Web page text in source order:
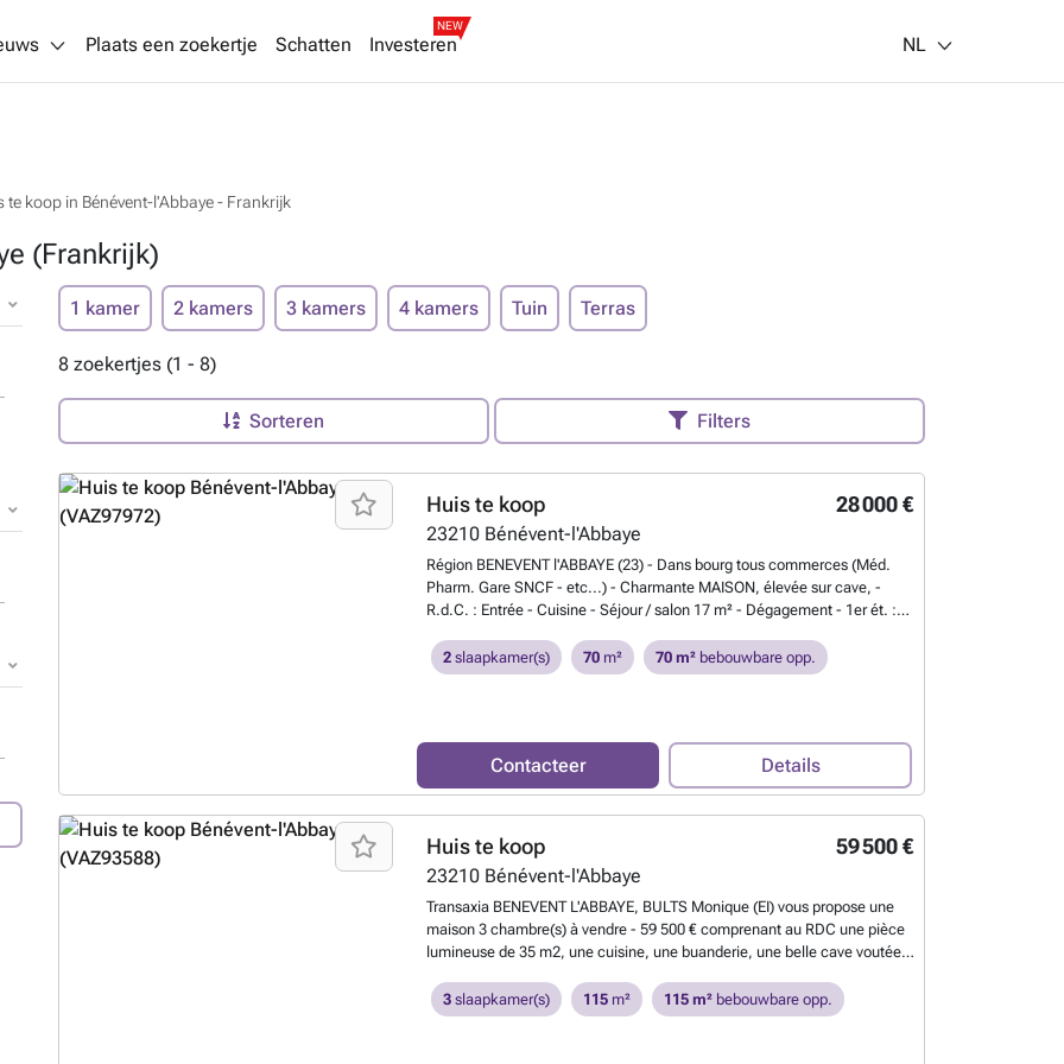
Plaats een zoekertje Schatten Investeren
NEW
NL
te koop in Bénévent-l'Abbaye - Frankrijk
(Frankrijk)
1 kamer 2 kamers 3 kamers 4 kamers Tuin Terras
8 zoekertjes (1 - 8)
Sorteren Filters
28 000 €
Huis te koop
23210 Bénévent-l'Abbaye
Région BENEVENT l'ABBAYE (23) - Dans bourg tous commerces (Méd.
Pharm. Gare SNCF - etc...) - Charmante MAISON, élevée sur cave, -
R.d.C. : Entrée - Cuisine - Séjour / salon 17 m² - Dégagement - 1er ét. :
weten?
2slaapkamer(s) 70m² 70 m²bebouwbare opp.
Contacteer Details
59 500 €
Huis te koop
23210 Bénévent-l'Abbaye
Transaxia BENEVENT L'ABBAYE, BULTS Monique (EI) vous propose une
maison 3 chambre(s) à vendre - 59 500 € comprenant au RDC une pièce
lumineuse de 35 m2, une cuisine, une buanderie, une belle cave voutée
autre rue et accès au garage attenant de la maison. Au premier étage
vous trouvez trois belles chambres avec une grande salle de bain et
3slaapkamer(s) 115m² 115 m²bebouwbare opp.